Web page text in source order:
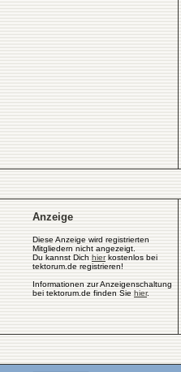
Anzeige
Diese Anzeige wird registrierten
Mitgliedern nicht angezeigt.
Du kannst Dich hierkostenlos bei
tektorum.de registrieren!
Informationen zur Anzeigenschaltung
bei tektorum.de finden Sie hier.